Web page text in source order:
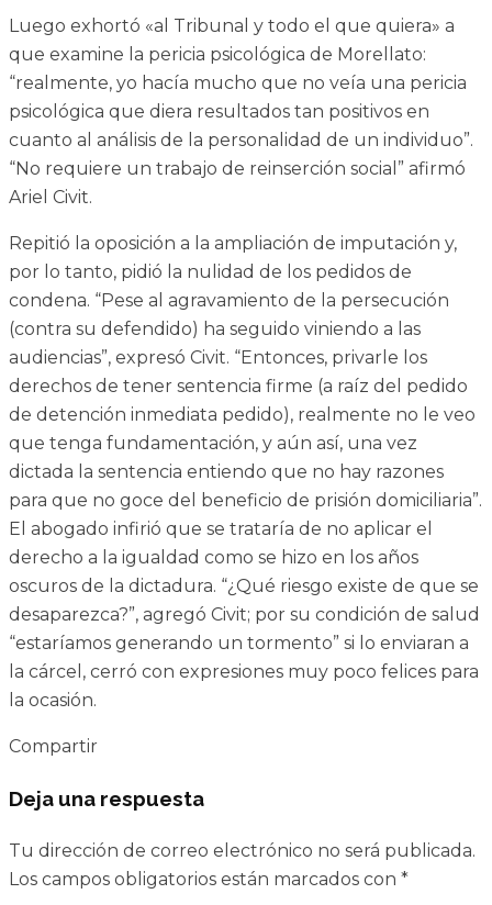
Luego exhortó «al Tribunal y todo el que quiera» a
que examine la pericia psicológica de Morellato:
“realmente, yo hacía mucho que no veía una pericia
psicológica que diera resultados tan positivos en
cuanto al análisis de la personalidad de un individuo”.
“No requiere un trabajo de reinserción social” afirmó
Ariel Civit.
Repitió la oposición a la ampliación de imputación y,
por lo tanto, pidió la nulidad de los pedidos de
condena. “Pese al agravamiento de la persecución
(contra su defendido) ha seguido viniendo a las
audiencias”, expresó Civit. “Entonces, privarle los
derechos de tener sentencia firme (a raíz del pedido
de detención inmediata pedido), realmente no le veo
que tenga fundamentación, y aún así, una vez
dictada la sentencia entiendo que no hay razones
para que no goce del beneficio de prisión domiciliaria”.
El abogado infirió que se trataría de no aplicar el
derecho a la igualdad como se hizo en los años
oscuros de la dictadura. “¿Qué riesgo existe de que se
desaparezca?”, agregó Civit; por su condición de salud
“estaríamos generando un tormento” si lo enviaran a
la cárcel, cerró con expresiones muy poco felices para
la ocasión.
Compartir
Deja una respuesta
Tu dirección de correo electrónico no será publicada.
Los campos obligatorios están marcados con *